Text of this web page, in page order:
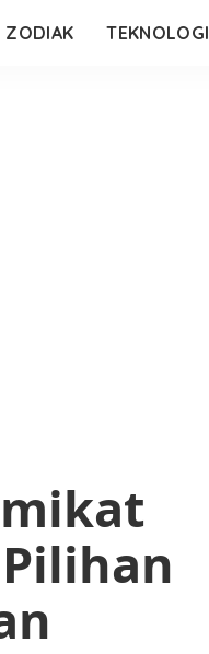
ZODIAK TEKNOLOGI